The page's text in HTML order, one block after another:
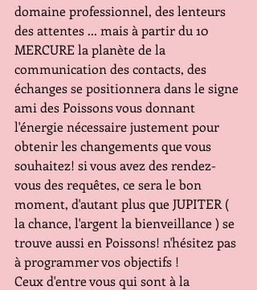
domaine professionnel, des lenteurs
des attentes ... mais à partir du 10
MERCURE la planète de la
communication des contacts, des
échanges se positionnera dans le signe
ami des Poissons vous donnant
l'énergie nécessaire justement pour
obtenir les changements que vous
souhaitez! si vous avez des rendez-
vous des requêtes, ce sera le bon
moment, d'autant plus que JUPITER (
la chance, l'argent la bienveillance ) se
trouve aussi en Poissons! n'hésitez pas
à programmer vos objectifs !
Ceux d'entre vous qui sont à la